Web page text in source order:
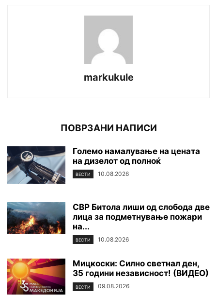
markukule
ПОВРЗАНИ НАПИСИ
Големо намалување на цената
на дизелот од полноќ
ВЕСТИ 10.08.2026
СВР Битола лиши од слобода две
лица за подметнување пожари
на...
ВЕСТИ 10.08.2026
Мицкоски: Силно светнал ден,
35 години независност! (ВИДЕО)
ВЕСТИ 09.08.2026